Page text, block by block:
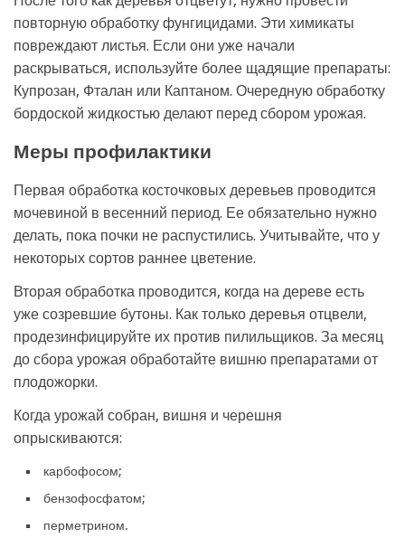
повторную обработку фунгицидами. Эти химикаты
повреждают листья. Если они уже начали
раскрываться, используйте более щадящие препараты:
Купрозан, Фталан или Каптаном. Очередную обработку
бордоской жидкостью делают перед сбором урожая.
Меры профилактики
Первая обработка косточковых деревьев проводится
мочевиной в весенний период. Ее обязательно нужно
делать, пока почки не распустились. Учитывайте, что у
некоторых сортов раннее цветение.
Вторая обработка проводится, когда на дереве есть
уже созревшие бутоны. Как только деревья отцвели,
продезинфицируйте их против пилильщиков. За месяц
до сбора урожая обработайте вишню препаратами от
плодожорки.
Когда урожай собран, вишня и черешня
опрыскиваются:
карбофосом;
бензофосфатом;
перметрином.